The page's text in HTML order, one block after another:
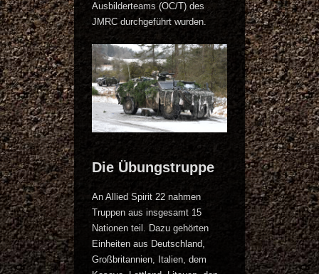
Ausbilderteams (OC/T) des
JMRC durchgeführt wurden.
Die Übungstruppe
An Allied Spirit 22 nahmen
Truppen aus insgesamt 15
Nationen teil. Dazu gehörten
Einheiten aus Deutschland,
Großbritannien, Italien, dem